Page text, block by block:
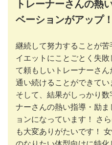
トレーナーさんの熱
ベーションがアップ！
継続して努力することが
イエットにことごとく失敗
て頼もしいトレーナーさん
通い続けることができてい
そして、結果がしっかり
ナーさんの熱い指導・励
ョンになっています！ さ
も大変ありがたいです！